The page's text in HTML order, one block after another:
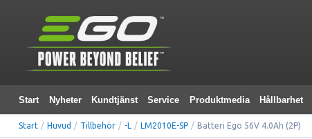
Start Nyheter Kundtjänst Service Produktmedia Hållbarhet
Start / Huvud / Tillbehör / -L / LM2010E-SP / Batteri Ego 56V 4.0Ah (2P)